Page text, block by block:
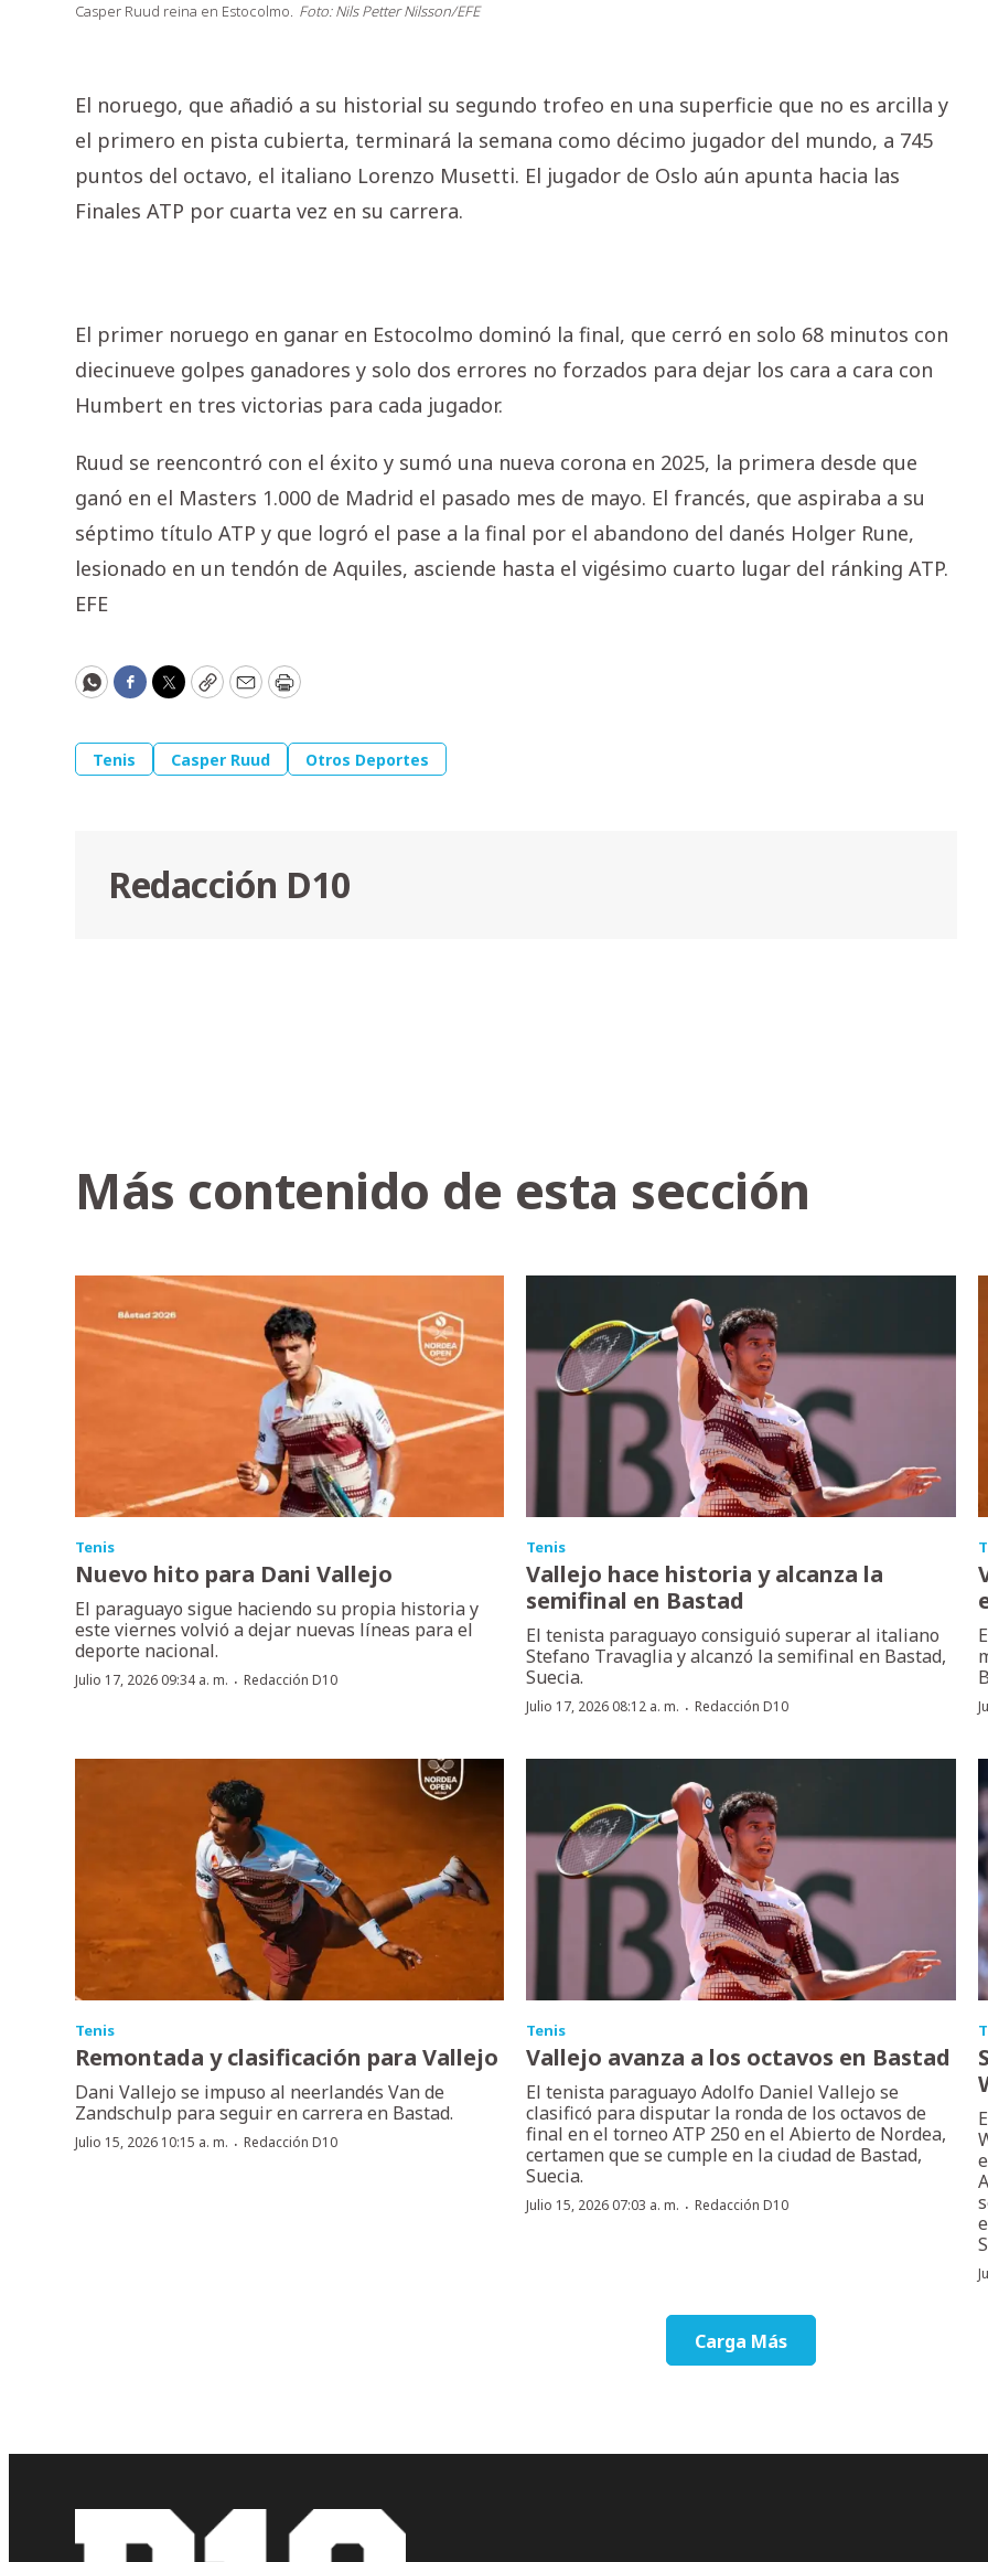
Casper Ruud reina en Estocolmo. Foto: Nils Petter Nilsson/EFE
El noruego, que añadió a su historial su segundo trofeo en una superficie que no es arcilla y
el primero en pista cubierta, terminará la semana como décimo jugador del mundo, a 745
puntos del octavo, el italiano Lorenzo Musetti. El jugador de Oslo aún apunta hacia las
Finales ATP por cuarta vez en su carrera.
El primer noruego en ganar en Estocolmo dominó la final, que cerró en solo 68 minutos con
diecinueve golpes ganadores y solo dos errores no forzados para dejar los cara a cara con
Humbert en tres victorias para cada jugador.
Ruud se reencontró con el éxito y sumó una nueva corona en 2025, la primera desde que
ganó en el Masters 1.000 de Madrid el pasado mes de mayo. El francés, que aspiraba a su
séptimo título ATP y que logró el pase a la final por el abandono del danés Holger Rune,
lesionado en un tendón de Aquiles, asciende hasta el vigésimo cuarto lugar del ránking ATP.
EFE
WhatsApp
Facebook
Twitter
CopyEmailPrint
Tenis Casper Ruud Otros Deportes
Redacción D10
Más contenido de esta sección
Tenis
Nuevo hito para Dani Vallejo
El paraguayo sigue haciendo su propia historia y
este viernes volvió a dejar nuevas líneas para el
deporte nacional.
Julio 17, 2026 09:34 a. m. · Redacción D10
Tenis
Vallejo hace historia y alcanza la
semifinal en Bastad
El tenista paraguayo consiguió superar al italiano
Stefano Travaglia y alcanzó la semifinal en Bastad,
Suecia.
Julio 17, 2026 08:12 a. m. ·Redacción D10
Tenis
Remontada y clasificación para Vallejo
Dani Vallejo se impuso al neerlandés Van de
Zandschulp para seguir en carrera en Bastad.
Julio 15, 2026 10:15 a. m. · Redacción D10
Tenis
Vallejo avanza a los octavos en Bastad
El tenista paraguayo Adolfo Daniel Vallejo se
clasificó para disputar la ronda de los octavos de
final en el torneo ATP 250 en el Abierto de Nordea,
certamen que se cumple en la ciudad de Bastad,
Suecia.
Julio 15, 2026 07:03 a. m. ·Redacción D10
Carga Más